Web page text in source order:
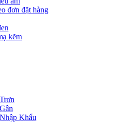
đơn đặt hàng
kẽm
Khẩu